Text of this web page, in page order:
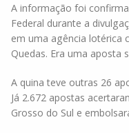
A informação foi
Federal durante a
em uma agência lotérica
Quedas. Era uma aposta
A quina teve outras 26
Já 2.672 apostas
Grosso do Sul e